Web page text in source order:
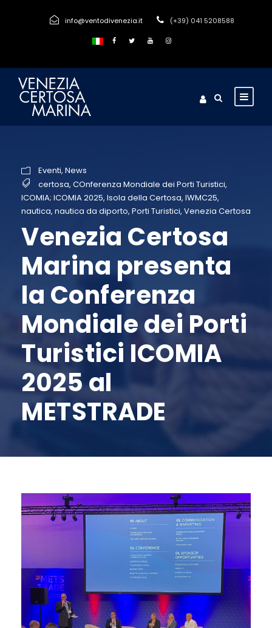
info@ventodivenezia.it (+39) 041 5208588
Eventi, News
certosa, COnferenza Mondiale dei Porti Turistici,
ICOMIA; ICOMIA 2025, Isola della Certosa, IWMC25,
nautica, nautica da diporto, Porti Turistici, Venezia Certosa
Venezia Certosa
Marina presenta
la Conferenza
Mondiale dei Porti
Turistici ICOMIA
2025 al
METSTRADE